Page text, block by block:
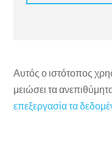
Αυτός ο ιστότοπος
μειώσει τα
επεξεργασία τα